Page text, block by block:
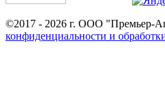
©2017 - 2026 г. ООО "Премьер-
конфиденциальности и